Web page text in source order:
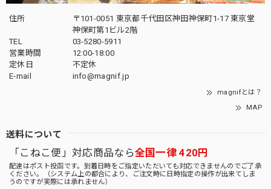
住所
〒101-0051 東京都千代田区神田神保町1-17 東京堂
神保町第1ビル2階
TEL
03-5280-5911
営業時間
12:00-18:00
定休日
不定休
E-mail
info@magnif.jp
magnifとは？
MAP
送料について
「こねこ便」対応商品なら全国一律 420円
配達はポスト投函です。到着日時をご指定いただいても対応できませんのでご了承
ください。（システム上の都合により、ご注文時に日時指定の操作が出来てしま
うのですが実際には承れません）